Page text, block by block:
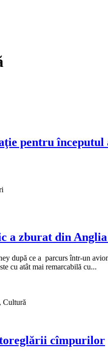
pentru începutul
a zburat din
după ce a parcurs într-un
cu atât mai remarcabilă cu...
Cultură
cîmpurilor